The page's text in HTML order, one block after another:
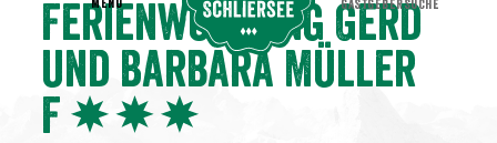
Ferienwohnung Gerd
und Barbara Müller
F
MENU GASTGEBERSUCHE